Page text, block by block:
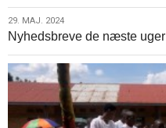
men
alligevel
godtForrige
indlæg:
Europa
2024
29.
maj.
2024
29. MAJ. 2024
Nyhedsbreve de næste uger